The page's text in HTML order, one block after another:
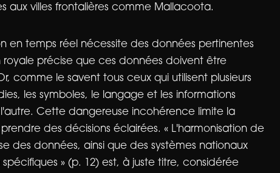
aux villes frontalières comme Mallacoota.
en temps réel nécessite des données pertinentes
royale précise que ces données doivent être
comme le savent tous ceux qui utilisent plusieurs
les symboles, le langage et les informations
Cette dangereuse incohérence limite la
des décisions éclairées. « L'harmonisation de
des données, ainsi que des systèmes nationaux
» (p. 12) est, à juste titre, considérée